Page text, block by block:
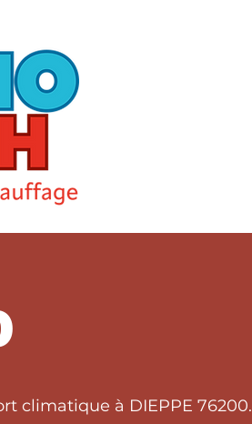
climatique à DIEPPE 76200.